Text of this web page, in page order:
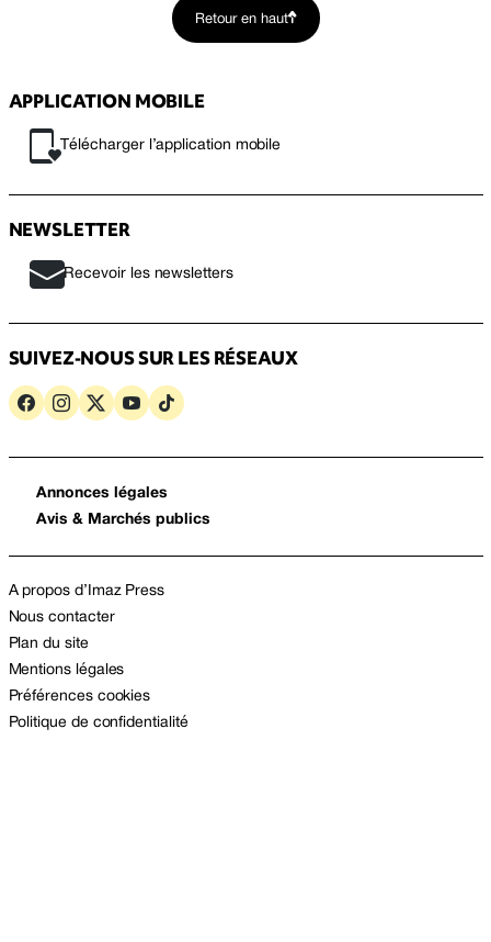
Retour en haut
APPLICATION MOBILE
Télécharger l’application mobile
NEWSLETTER
Recevoir les newsletters
SUIVEZ-NOUS SUR LES RÉSEAUX
Annonces légales
Avis & Marchés publics
A propos d’Imaz Press
Nous contacter
Plan du site
Mentions légales
Préférences cookies
Politique de confidentialité